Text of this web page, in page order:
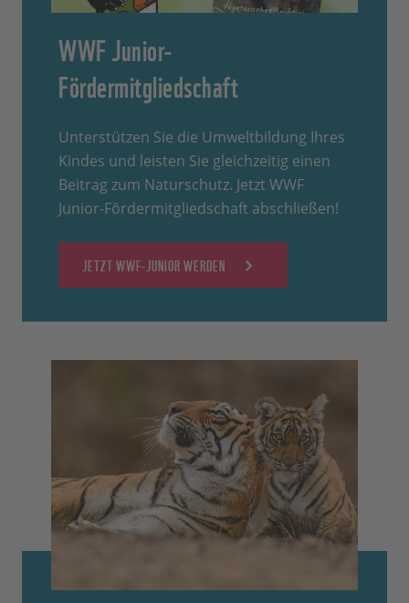
WWF Junior-
Fördermitgliedschaft
Unterstützen Sie die Umweltbildung Ihres
Kindes und leisten Sie gleichzeitig einen
Beitrag zum Naturschutz. Jetzt WWF
Junior-Fördermitgliedschaft abschließen!
JETZT WWF-JUNIOR WERDEN